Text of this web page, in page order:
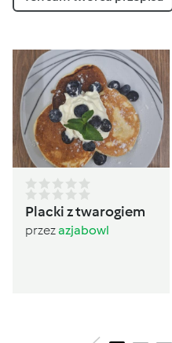
Placki z twarogiem
przezazjabowl